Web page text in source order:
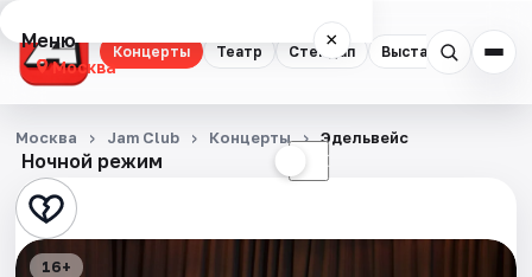
Концерты Театр Стендап Выставки
Меню ×
Москва
Концерты
Театр
Стендап
Ночной режим ☾
Москва Jam Club Концерты Эдельвейс
16+